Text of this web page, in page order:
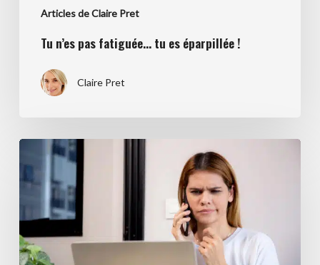
Articles de Claire Pret
Tu n’es pas fatiguée… tu es éparpillée !
Claire Pret
client
silencieux
pas
perdu!